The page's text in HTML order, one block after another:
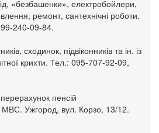
«безбашенки», електробойлери,
ремонт, сантехнічні роботи.
240-09-84.
сходинок, підвіконників та ін. із
крихти. Тел.: 095-707-92-09,
пенсій
МВС. Ужгород, вул. Корзо, 13/12.